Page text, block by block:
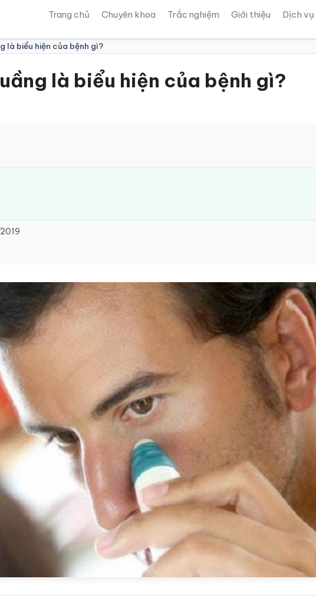
Trang chủ Chuyên khoa Trắc nghiệm Giới thiệu Dịch vụ
là biểu hiện của bệnh gì?
là biểu hiện của bệnh gì?